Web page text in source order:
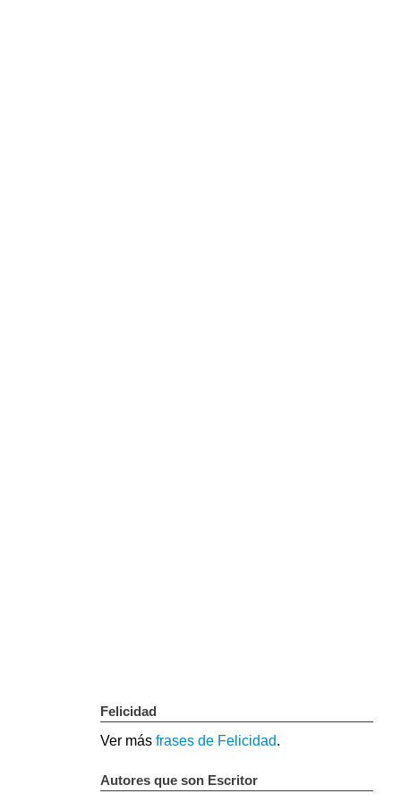
Felicidad
Ver más frases de Felicidad.
Autores que son Escritor